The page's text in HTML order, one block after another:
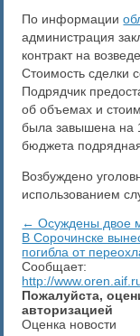
По информации
администрация
контракт на
Стоимость сделки
Подрядчик
об объемах и
была завышена на
бюджета
Возбуждено
использованием
← Осуждены двое
В Сорочинске
погибла от
Сообщает:
http://
Пожалуйста,
авторизацией
Оценка новости